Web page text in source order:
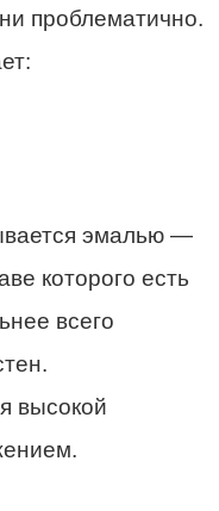
проблематично.
эмалью —
которого есть
всего
высокой